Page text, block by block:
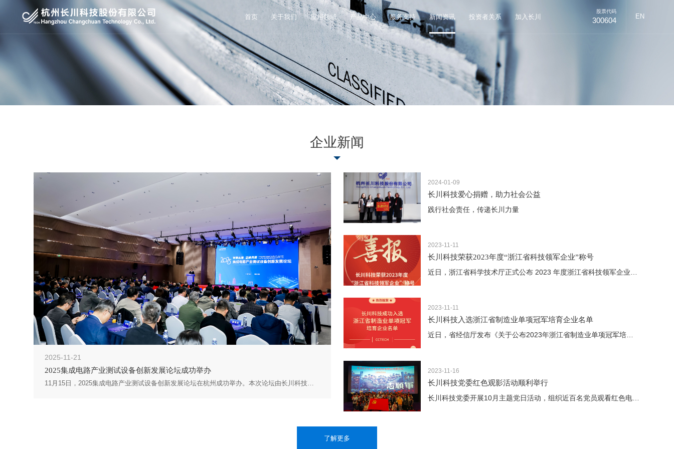
股票代码
300604 EN
首页 关于我们 应用领域 产品中心 服务支持 新闻资讯 投资者关系 加入长川
企业新闻
2025-11-21
2025集成电路产业测试设备创新发展论坛成功举办
2024-01-09
长川科技爱心捐赠，助力社会公益
践行社会责任，传递长川力量
2023-11-11
长川科技荣获2023年度“浙江省科技领军企业”称号
近日，浙江省科学技术厅正式公布 2023 年度浙江省科技领军企业及科技小巨人企业名单，长川科技光荣上榜！
2023-11-11
长川科技入选浙江省制造业单项冠军培育企业名单
近日，省经信厅发布《关于公布2023年浙江省制造业单项冠军培育企业名单的通知》，长川科技成功入选！
2023-11-16
长川科技党委红色观影活动顺利举行
了解更多